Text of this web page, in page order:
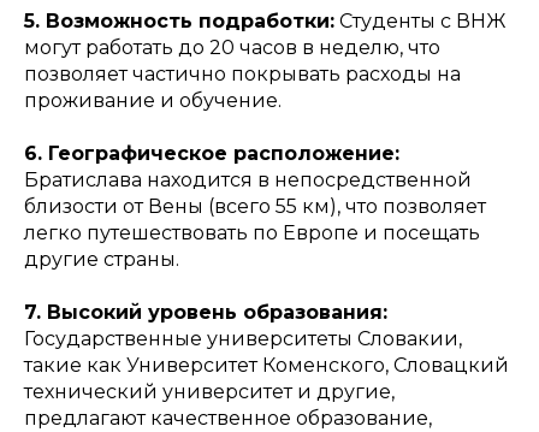
5. Возможность подработки: Студенты с ВНЖ
могут работать до 20 часов в неделю, что
позволяет частично покрывать расходы на
проживание и обучение.
6. Географическое расположение:
Братислава находится в непосредственной
близости от Вены (всего 55 км), что позволяет
легко путешествовать по Европе и посещать
другие страны.
7. Высокий уровень образования:
Государственные университеты Словакии,
такие как Университет Коменского, Словацкий
технический университет и другие,
предлагают качественное образование,